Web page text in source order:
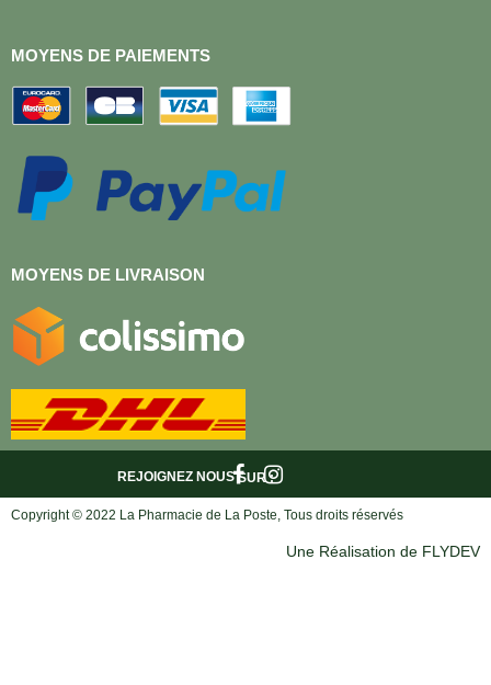
MOYENS DE PAIEMENTS
MOYENS DE LIVRAISON
SUR :
REJOIGNEZ NOUS
Copyright © 2022 La Pharmacie de La Poste, Tous droits réservés
Une Réalisation de FLYDEV